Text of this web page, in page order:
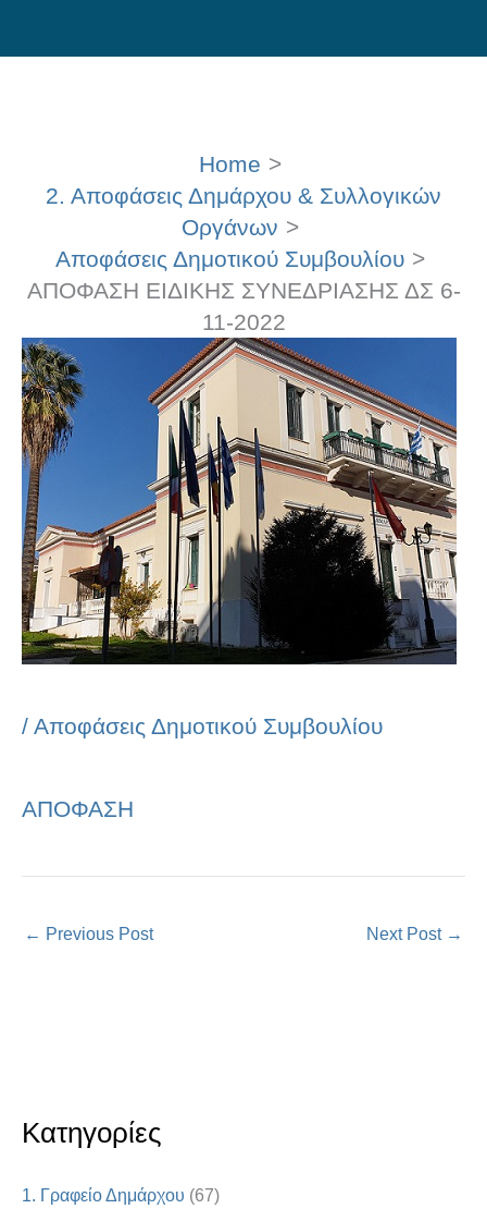
to
Κατηγορίες
1. Γραφείο Δημάρχου (67)
Home
2. Αποφάσεις Δημάρχου & Συλλογικών
Οργάνων
Αποφάσεις Δημοτικού Συμβουλίου
ΑΠΟΦΑΣΗ ΕΙΔΙΚΗΣ ΣΥΝΕΔΡΙΑΣΗΣ ΔΣ 6-
11-2022
/ Αποφάσεις Δημοτικού Συμβουλίου
ΑΠΟΦΑΣΗ
← Previous Post Next Post →